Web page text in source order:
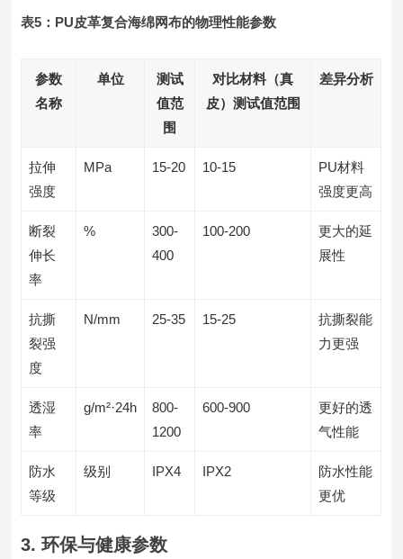
表5：PU皮革复合海绵网布的物理性能参数
参数
名称
单位
测试
值范
围
对比材料（真
皮）测试值范围
差异分析
拉伸
强度
MPa 15-20 10-15
PU材料
强度更高
断裂
伸长
率
%
300-
400
100-200
更大的延
展性
抗撕
裂强
度
N/mm 25-35 15-25
抗撕裂能
力更强
透湿
率
g/m²·24h
800-
1200
600-900
更好的透
气性能
防水
等级
级别 IPX4 IPX2
防水性能
更优
3. 环保与健康参数